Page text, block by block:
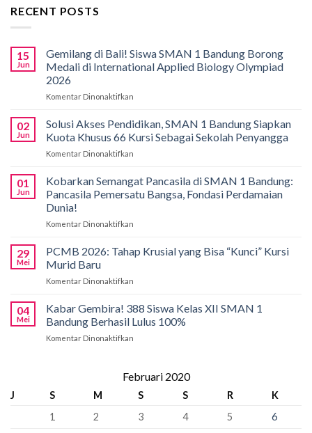
RECENT POSTS
15
Jun
Gemilang di Bali! Siswa SMAN 1 Bandung Borong
Medali di International Applied Biology Olympiad
2026
Komentar Dinonaktifkan
di
Bali!
Siswa
Bandung
Borong
Biology
02
Jun
Solusi Akses Pendidikan, SMAN 1 Bandung Siapkan
Kuota Khusus 66 Kursi Sebagai Sekolah Penyangga
Komentar Dinonaktifkan
Akses
Pendidikan,
SMAN
Kuota
Khusus
Sekolah
Penyangga
01
Jun
Kobarkan Semangat Pancasila di SMAN 1 Bandung:
Pancasila Pemersatu Bangsa, Fondasi Perdamaian
Dunia!
Komentar Dinonaktifkan
Semangat
Pancasila
Bandung:
Pancasila
Dunia!
29
Mei
PCMB 2026: Tahap Krusial yang Bisa “Kunci” Kursi
Murid Baru
Komentar Dinonaktifkan
2026:
Tahap
Krusial
Kursi
Baru
04
Mei
Kabar Gembira! 388 Siswa Kelas XII SMAN 1
Bandung Berhasil Lulus 100%
Komentar Dinonaktifkan
388
Kelas
SMAN
Februari 2020
J S M S S R
K
1
2 3 4 5
6